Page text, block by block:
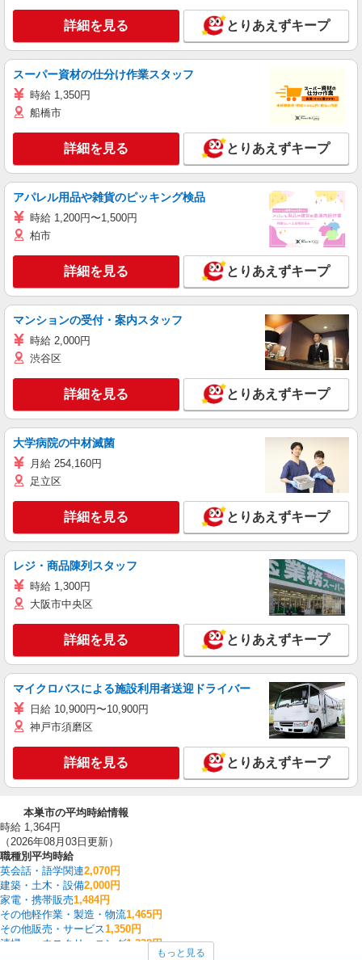
詳細を見る とりあえずキープ
スーパー資材の仕分け作業スタッフ
時給 1,350円
船橋市
詳細を見る とりあえずキープ
アパレル用品や雑貨のピッキング検品
時給 1,200円〜1,500円
柏市
詳細を見る とりあえずキープ
マンションの受付・案内スタッフ
時給 2,000円
渋谷区
詳細を見る とりあえずキープ
大学病院の中材滅菌
月給 254,160円
足立区
詳細を見る とりあえずキープ
レジ・商品陳列スタッフ
時給 1,300円
大阪市中央区
詳細を見る とりあえずキープ
マイクロバスによる施設利用者送迎ドライバー
日給 10,900円〜10,900円
神戸市須磨区
詳細を見る とりあえずキープ
本巣市の平均時給情報
時給 1,364円
（2026年08月03日更新）
職種別平均時給
英会話・語学関連2,070円
建築・土木・設備2,000円
家電・携帯販売1,484円
その他軽作業・製造・物流1,465円
その他販売・サービス1,350円
清掃・ハウスクリーニング1,338円
もっと見る